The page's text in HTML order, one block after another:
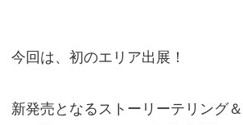
今回は、初のエリア出展！
新発売となるストーリーテリング